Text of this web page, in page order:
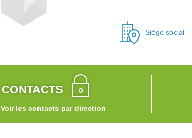
Siège social
CONTACTS
Voir les contacts par direction